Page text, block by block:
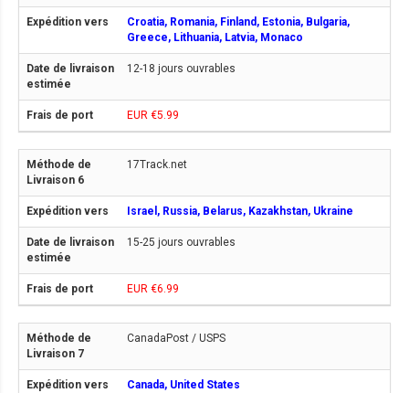
Croatia, Romania, Finland, Estonia, Bulgaria,
Greece, Lithuania, Latvia, Monaco
12-18 jours ouvrables
EUR €5.99
17Track.net
Israel, Russia, Belarus, Kazakhstan, Ukraine
15-25 jours ouvrables
EUR €6.99
CanadaPost / USPS
Canada, United States